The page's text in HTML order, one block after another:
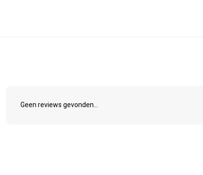
Geen reviews gevonden...